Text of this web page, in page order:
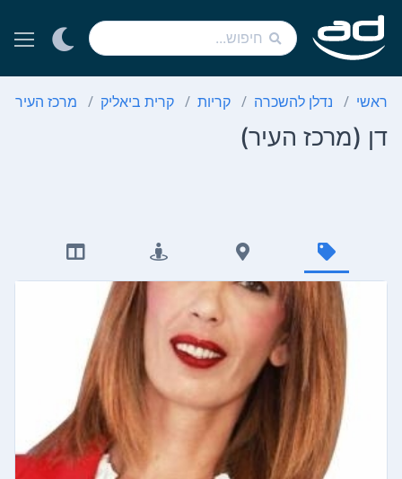
ראשי נדלן להשכרה קריות קרית ביאליק מרכז העיר
דן (מרכז העיר)